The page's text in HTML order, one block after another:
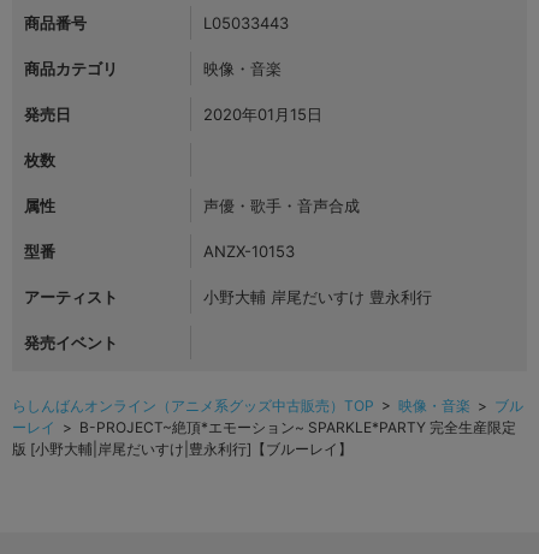
商品番号 L05033443
商品カテゴリ 映像・音楽
発売日 2020年01月15日
枚数
属性 声優・歌手・音声合成
型番 ANZX-10153
アーティスト 小野大輔 岸尾だいすけ 豊永利行
発売イベント
らしんばんオンライン（アニメ系グッズ中古販売）TOP > 映像・音楽 > ブル
ーレイ > B-PROJECT~絶頂*エモーション~ SPARKLE*PARTY 完全生産限定
版 [小野大輔|岸尾だいすけ|豊永利行]【ブルーレイ】